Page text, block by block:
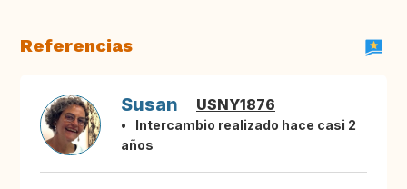
Referencias
Susan USNY1876
Intercambio realizado hace casi 2
años